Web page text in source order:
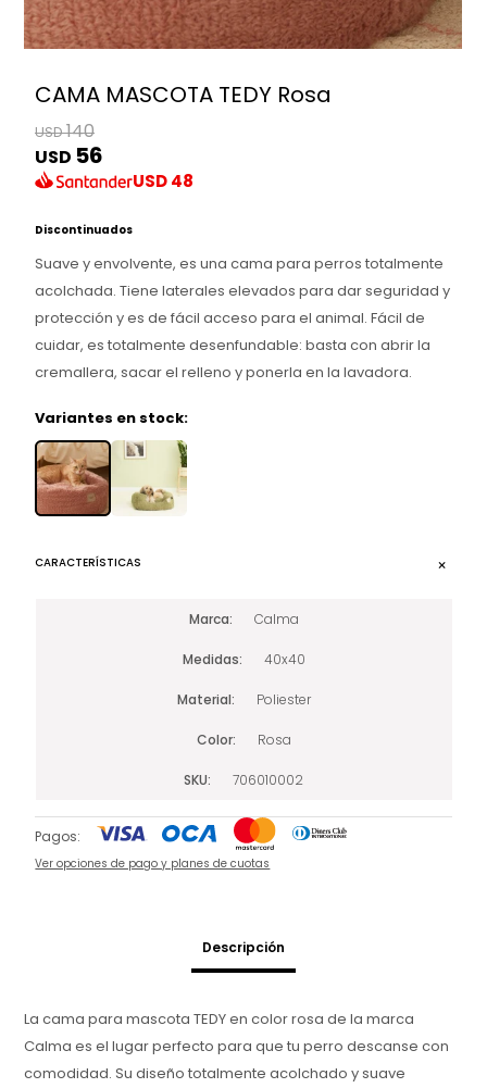
CAMA MASCOTA TEDY Rosa
USD140
USD 56
USD48
Discontinuados
Suave y envolvente, es una cama para perros totalmente
acolchada. Tiene laterales elevados para dar seguridad y
protección y es de fácil acceso para el animal. Fácil de
cuidar, es totalmente desenfundable: basta con abrir la
cremallera, sacar el relleno y ponerla en la lavadora.
Variantes en stock:
CARACTERÍSTICAS
Marca Calma
Medidas 40x40
Material Poliester
Color Rosa
SKU 706010002
Pagos:
Ver opciones de pago y planes de cuotas
Descripción
La cama para mascota TEDY en color rosa de la marca
Calma es el lugar perfecto para que tu perro descanse con
comodidad. Su diseño totalmente acolchado y suave